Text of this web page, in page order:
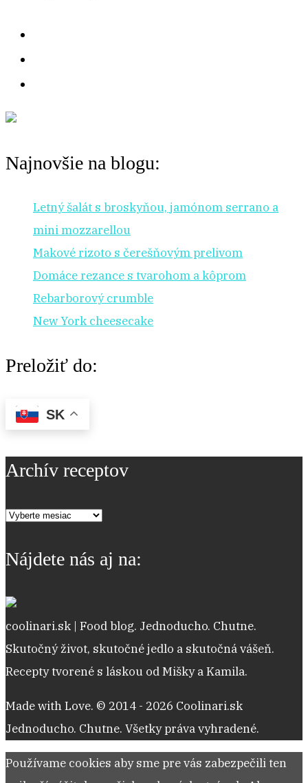
Najnovšie na blogu:
Letný šalát s broskyňou, jamónom serrano a
mini mozzarellou
Makové rizoto s čerešňovým prelivom
Domáce rezance s tvarohom a kôprom
Rebarborový crumble
New York cheesecake
Preložiť do:
SK
Archív receptov
Archív
Nájdete nás aj na:
coolinari.sk | Food blog. Jednoducho. Chutne.
Skutočný život, skutočné jedlo a skutočná vášeň.
Recepty tvorené s láskou od Mišky a Kamila.
Made with Love. © 2014 - 2026 Coolinari.sk
Jednoducho. Chutne. Všetky práva vyhradené.
Používame cookies aby sme pre vás zabezpečili ten